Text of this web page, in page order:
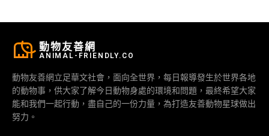
動物友善網
ANIMAL-FRIENDLY.CO
動物友善網立足華文社會，面向全世界，每日報導發生於世界各地
的動物事，供大家了解今日動物身處的環境和問題，最終希望大家
能和我們一起行動，盡自己的一份力量，為打造友善動物星球做出
努力。